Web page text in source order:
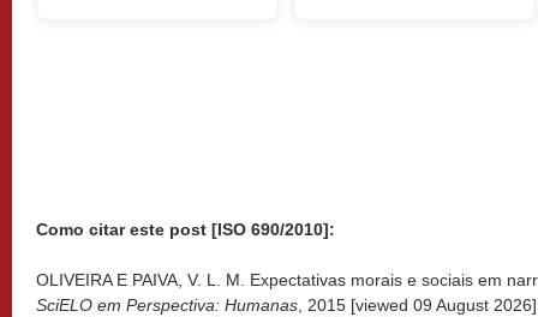
Como citar este post [ISO 690/2010]:
OLIVEIRA E PAIVA, V. L. M. Expectativas morais e sociais em
SciELO em Perspectiva: Humanas , 2015 [viewed 09 August